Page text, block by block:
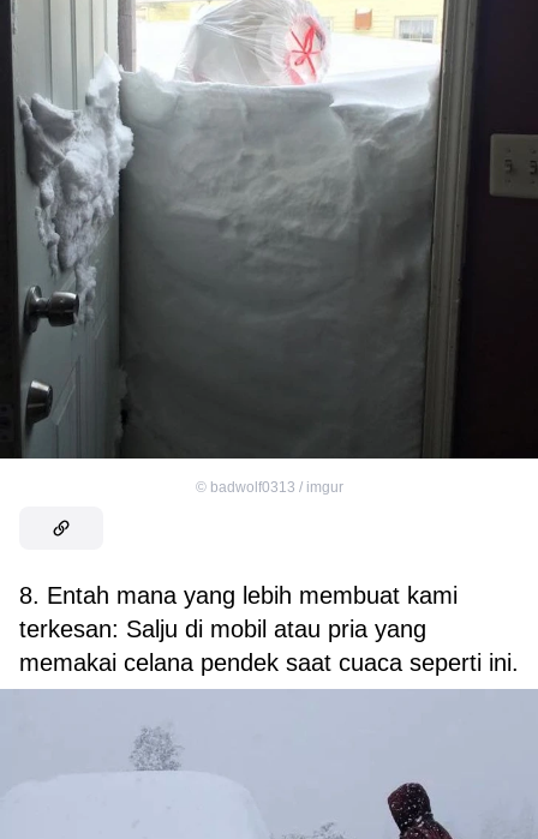
© badwolf0313 / imgur
8. Entah mana yang lebih membuat kami
terkesan: Salju di mobil atau pria yang
memakai celana pendek saat cuaca seperti ini.